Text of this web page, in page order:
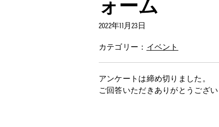
2022年11月23日
カテゴリー： イベント
アンケートは締め切りました。
ご回答いただきありがとうござ